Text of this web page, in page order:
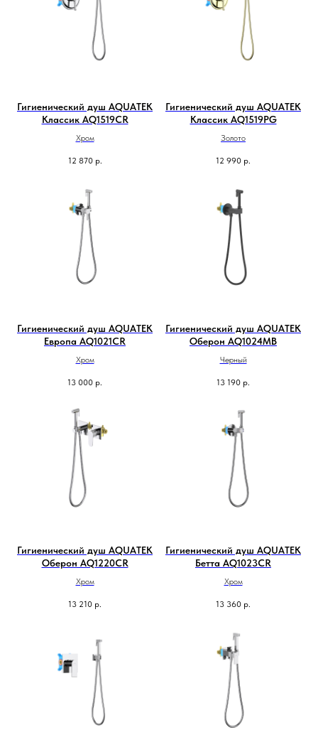
Гигиенический душ AQUATEK
Классик AQ1519CR
Хром
12 870 р.
Гигиенический душ AQUATEK
Классик AQ1519PG
Золото
12 990 р.
Гигиенический душ AQUATEK
Европа AQ1021CR
Хром
13 000 р.
Гигиенический душ AQUATEK
Оберон AQ1024MB
Черный
13 190 р.
Гигиенический душ AQUATEK
Оберон AQ1220CR
Хром
13 210 р.
Гигиенический душ AQUATEK
Бетта AQ1023CR
Хром
13 360 р.